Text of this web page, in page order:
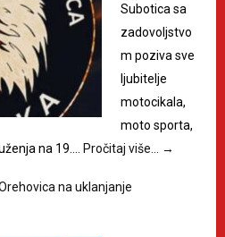
Subotica sa
zadovoljstvo
m poziva sve
ljubitelje
motocikala,
moto sporta,
na 19.…
Pročitaj više… →
na uklanjanje